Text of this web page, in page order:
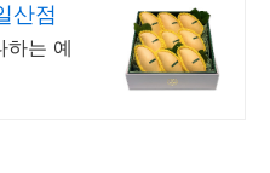
산점
하는 예